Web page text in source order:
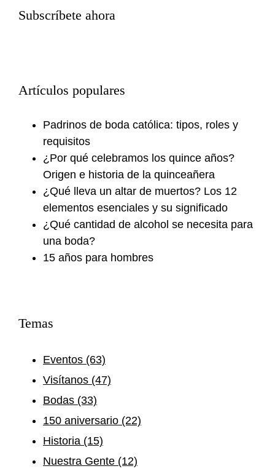
Subscríbete ahora
Artículos populares
Padrinos de boda católica: tipos, roles y
requisitos
¿Por qué celebramos los quince años?
Origen e historia de la quinceañera
¿Qué lleva un altar de muertos? Los 12
elementos esenciales y su significado
¿Qué cantidad de alcohol se necesita para
una boda?
15 años para hombres
Temas
Eventos (63)
Visítanos (47)
Bodas (33)
150 aniversario (22)
Historia (15)
Nuestra Gente (12)